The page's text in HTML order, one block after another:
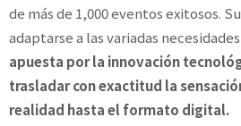
de más de 1,000 eventos exitosos.
adaptarse a las variadas
apuesta por la innovación
trasladar con exactitud la
realidad hasta el formato digital.